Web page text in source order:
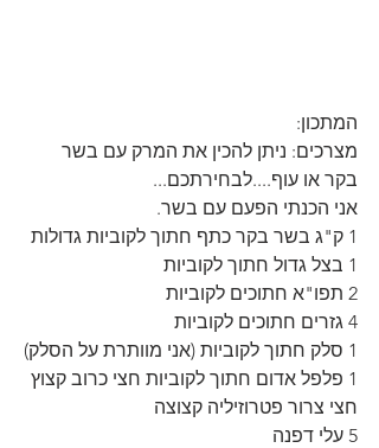
המתכון:
מצרכים: ניתן להכין את המרק עם בשר
בקר או עוף....לבחירתכם...
אני הכנתי הפעם עם בשר.
1 ק"ג בשר בקר כתף חתוך לקוביות גדולות
1 בצל גדול חתוך לקוביות
2 תפו"א חתוכים לקוביות
4 גזרים חתוכים לקוביות
1 סלק חתוך לקוביות (אני מוותרת על הסלק)
1 פלפל אדום חתוך לקוביות חצי כרוב קצוץ
חצי צרור פטרוזיליה קצוצה
5 עלי דפנה